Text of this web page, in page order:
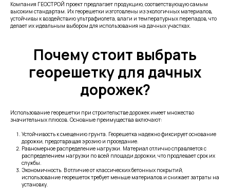
Компания ГЕОСТРОЙ проект предлагает продукцию, соответствующую самым
высоким стандартам. Их георешетки изготовлены из экологичных материалов,
устойчивы к воздействию ультрафиолета, влаги и температурных перепадов, что
делает их идеальным выбором для использования на дачных участках.
Почему стоит выбрать
георешетку для дачных
дорожек?
Использование георешетки при строительстве дорожек имеет множество
значительных плюсов. Основные преимущества включают:
Устойчивость к смещению грунта. Георешетка надежно фиксирует основание
дорожки, предотвращая эрозию и проседание.
Равномерное распределение нагрузки. Материал отлично справляется с
распределением нагрузки по всей площади дорожки, что продлевает срок их
службы.
Экономичность. В отличие от классических бетонных покрытий,
использование георешеток требует меньше материалов и снижает затраты на
установку.